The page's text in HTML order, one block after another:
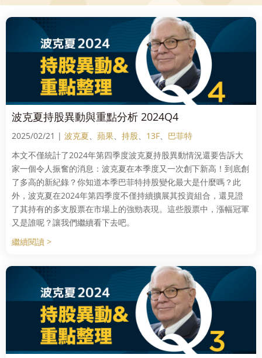
波克夏持股異動與重點分析 2024Q4
2025/02/21 | 波克夏、 蘋果、 持股、 13F、 巴菲特
本文不僅統計了2024年第四季度波克夏持股異動情況還要告訴大
家一個令人振奮的消息：波克夏在本季度又一次創下新高！到底創
了多高的新紀錄？你知道本季巴菲特持股變化最大是什麼嗎？此
外，波克夏在2024年第四季度不僅持續擴展其投資組合，還見證
了其持有的多支股票在市場上的強勁表現。這些股票中，漲幅冠軍
又是誰呢？讓我們繼續看下去吧。
繼續閱讀 >